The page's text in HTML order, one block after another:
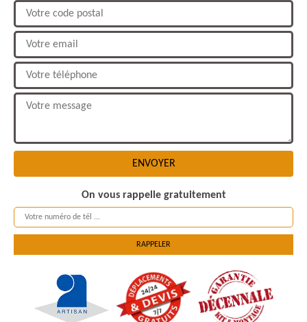
On vous rappelle gratuitement